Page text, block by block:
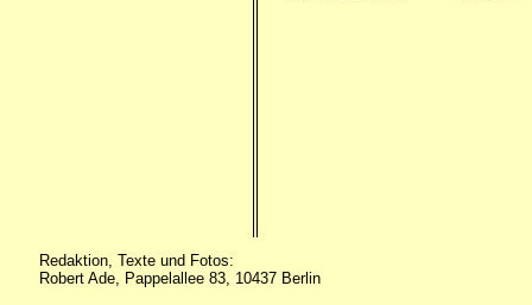
Redaktion, Texte und Fotos:
Robert Ade, Pappelallee 83, 10437 Berlin